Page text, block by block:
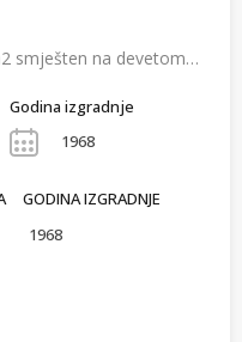
smješten na devetom…
Godina izgradnje
1968
GODINA IZGRADNJE
1968